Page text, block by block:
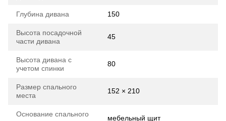
Глубина дивана 150
Высота посадочной
части дивана
45
Высота дивана с
учетом спинки
80
Размер спального
места
152 × 210
Основание спального
мебельный щит